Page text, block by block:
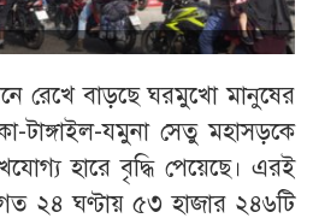
রেখে বাড়ছে ঘরমুখো মানুষের
টাঙ্গাইল-যমুনা সেতু মহাসড়কে
হারে বৃদ্ধি পেয়েছে। এরই
২৪ ঘণ্টায় ৫৩ হাজার ২৪৬টি